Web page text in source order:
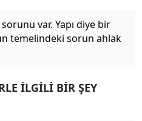
var. Yapı diye bir
temelindeki sorun ahlak
İLGİLİ BİR ŞEY